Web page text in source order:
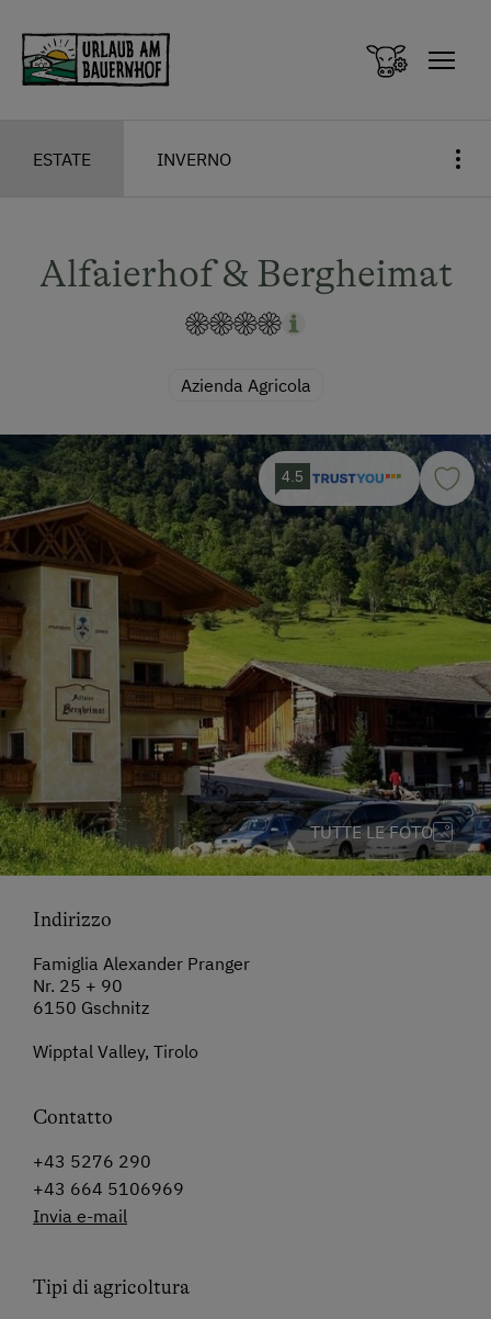
ESTATE INVERNO
Alfaierhof & Bergheimat
Azienda Agricola
4.5
TUTTE LE FOTO
Indirizzo
Famiglia Alexander Pranger
Nr. 25 + 90
6150 Gschnitz
Wipptal Valley, Tirolo
Contatto
+43 5276 290
+43 664 5106969
Invia e-mail
Tipi di agricoltura